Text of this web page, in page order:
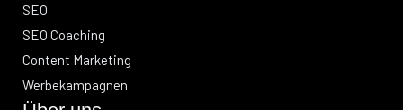
SEO
SEO Coaching
Content Marketing
Werbekampagnen